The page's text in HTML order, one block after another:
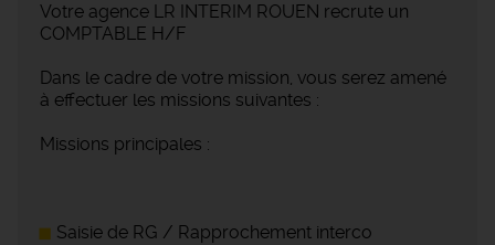
Votre agence LR INTERIM ROUEN recrute un
COMPTABLE H/F
Dans le cadre de votre mission, vous serez amené
à effectuer les missions suivantes :
Missions principales :
Saisie de RG / Rapprochement interco